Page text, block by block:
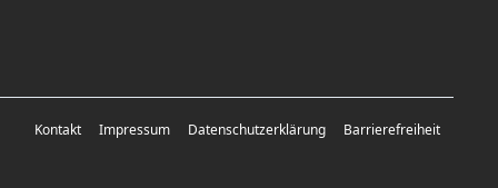
Kontakt Impressum Datenschutzerklärung Barrierefreiheit